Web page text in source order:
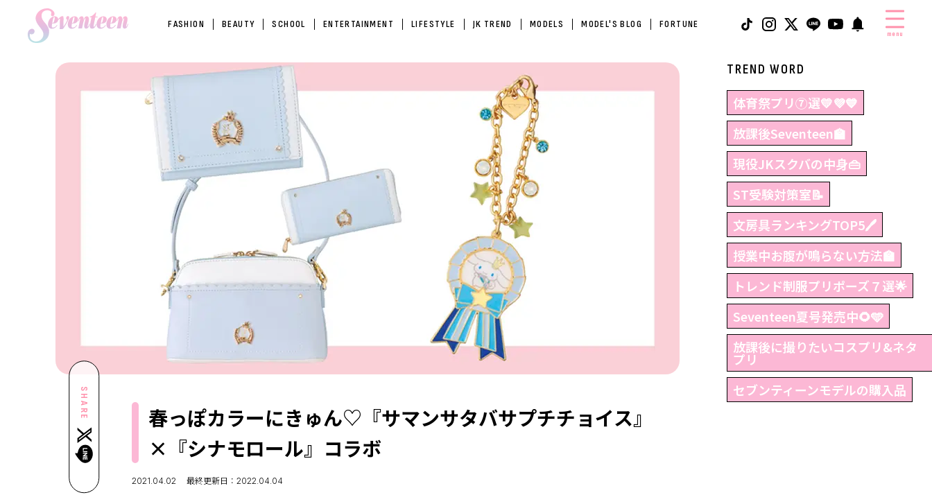
FASHION BEAUTY SCHOOL ENTERTAINMENT LIFESTYLE JK TREND MODELS MODEL'S BLOG FORTUNE
menu
SHARE
春っぽカラーにきゅん♡『サマンサタバサプチチョイス』
×『シナモロール』コラボ
2021.04.02 最終更新日：2022.04.04
TREND WORD
体育祭プリ⑦選💛💜💙
放課後Seventeen🏫
現役JKスクバの中身👜
ST受験対策室📝
文房具ランキングTOP5🖊
授業中お腹が鳴らない方法🏫
トレンド制服プリポーズ７選🌟
Seventeen夏号発売中🌻🩵
放課後に撮りたいコスプリ&ネタ
プリ
セブンティーンモデルの購入品